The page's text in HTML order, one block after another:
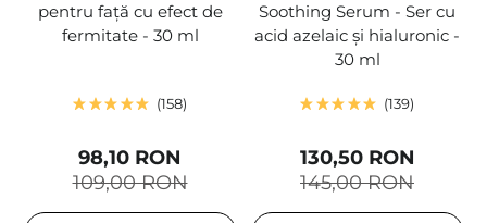
pentru față cu efect de
fermitate - 30 ml
158
109,00 RON
98,10 RON
Soothing Serum - Ser cu
acid azelaic și hialuronic -
30 ml
139
145,00 RON
130,50 RON